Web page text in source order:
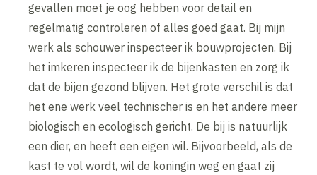
gevallen moet je oog hebben voor detail en
regelmatig controleren of alles goed gaat. Bij mijn
werk als schouwer inspecteer ik bouwprojecten. Bij
het imkeren inspecteer ik de bijenkasten en zorg ik
dat de bijen gezond blijven. Het grote verschil is dat
het ene werk veel technischer is en het andere meer
biologisch en ecologisch gericht. De bij is natuurlijk
een dier, en heeft een eigen wil. Bijvoorbeeld, als de
kast te vol wordt, wil de koningin weg en gaat zij